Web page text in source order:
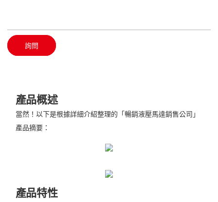
詢問
產品概述
當然！以下是根據詳細介紹整理的「暢銷液壓馬達銷售公司」
產品摘要：
產品特性